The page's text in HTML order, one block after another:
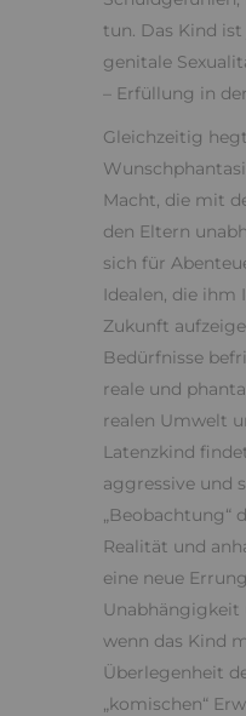
tun. Das Kind ist
genitale
– Erfüllung in
Gleichzeitig
Macht, die mit
den Eltern
sich für
Idealen, die
Zukunft
Bedürfnisse
reale und
realen Umwelt
Latenzkind
aggressive und
„Beobachtung“
Realität und
eine neue
Unabhängigkeit
wenn das Kind
Überlegenheit
„komischen“